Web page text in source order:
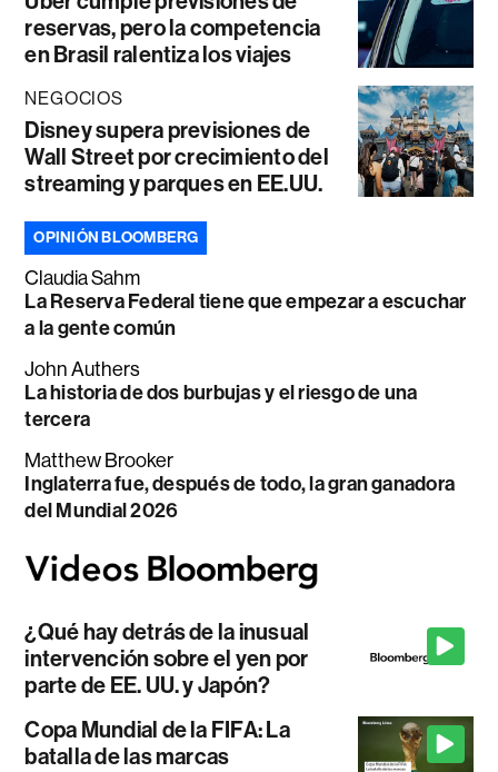
reservas, pero la competencia
en Brasil ralentiza los viajes
NEGOCIOS
Disney supera previsiones de
Wall Street por crecimiento del
streaming y parques en EE.UU.
OPINIÓN BLOOMBERG
Claudia Sahm
La Reserva Federal tiene que empezar a escuchar
a la gente común
John Authers
La historia de dos burbujas y el riesgo de una
tercera
Matthew Brooker
Inglaterra fue, después de todo, la gran ganadora
del Mundial 2026
¿Qué hay detrás de la inusual
intervención sobre el yen por
parte de EE. UU. y Japón?
Copa Mundial de la FIFA: La
batalla de las marcas